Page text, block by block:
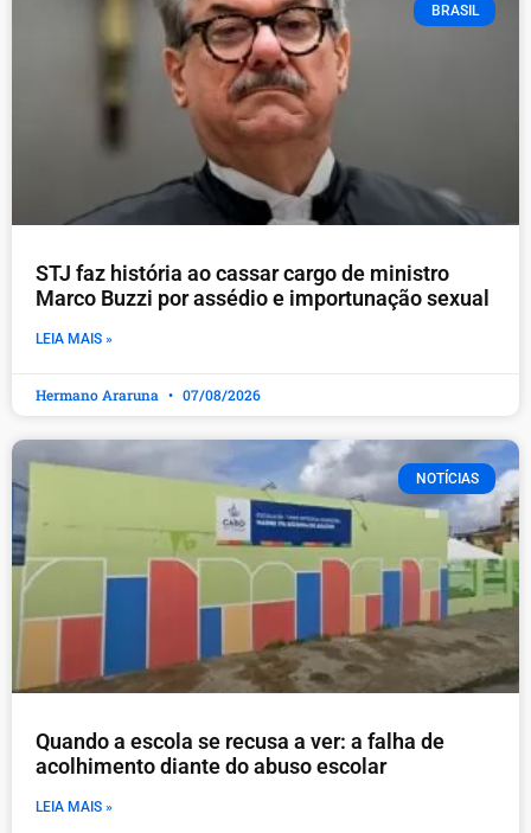
BRASIL
STJ faz história ao cassar cargo de ministro
Marco Buzzi por assédio e importunação sexual
LEIA MAIS »
Hermano Araruna 07/08/2026
NOTÍCIAS
Quando a escola se recusa a ver: a falha de
acolhimento diante do abuso escolar
LEIA MAIS »